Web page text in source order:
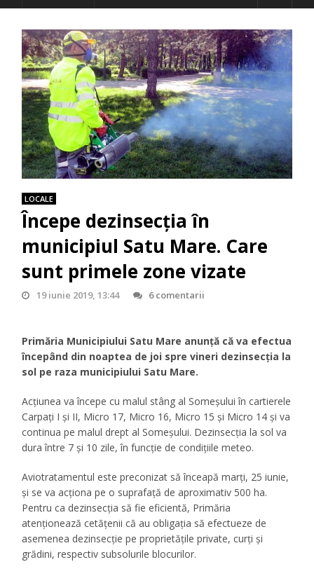
LOCALE
Începe dezinsecția în
municipiul Satu Mare. Care
sunt primele zone vizate
19 iunie 2019, 13:44 6 comentarii
Primăria Municipiului Satu Mare anunță că va efectua
începând din noaptea de joi spre vineri dezinsecția la
sol pe raza municipiului Satu Mare.
Acțiunea va începe cu malul stâng al Someșului în cartierele
Carpați I și II, Micro 17, Micro 16, Micro 15 și Micro 14 și va
continua pe malul drept al Someșului. Dezinsecția la sol va
dura între 7 și 10 zile, în funcție de condițiile meteo.
Aviotratamentul este preconizat să înceapă marți, 25 iunie,
și se va acționa pe o suprafață de aproximativ 500 ha.
Pentru ca dezinsecția să fie eficientă, Primăria
atenționează cetățenii că au obligația să efectueze de
asemenea dezinsecție pe proprietățile private, curți și
grădini, respectiv subsolurile blocurilor.